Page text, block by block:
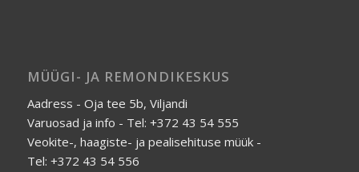
MÜÜGI- JA REMONDIKESKUS
Aadress - Oja tee 5b, Viljandi
Varuosad ja info - Tel: +372 43 54 555
Veokite-, haagiste- ja pealisehituse müük -
Tel: +372 43 54 556